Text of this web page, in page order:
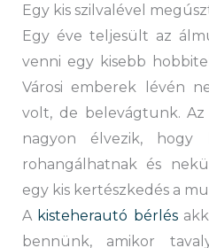
Egy kis szilvalével
Egy éve teljesült az
venni egy kisebb
Városi emberek lévén
volt, de belevágtunk. Az
nagyon élvezik, hogy
rohangálhatnak és
egy kis kertészkedés a
A kisteherautó bérlés
bennünk, amikor